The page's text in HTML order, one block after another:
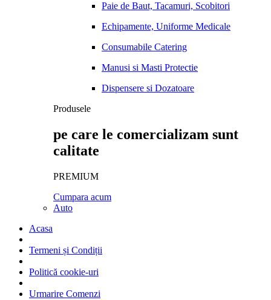
Paie de Baut, Tacamuri, Scobitori
Echipamente, Uniforme Medicale
Consumabile Catering
Manusi si Masti Protectie
Dispensere si Dozatoare
Produsele
pe care le comercializam sunt
calitate
PREMIUM
Cumpara acum
Auto
Acasa
Termeni și Condiții
Politică cookie-uri
Urmarire Comenzi